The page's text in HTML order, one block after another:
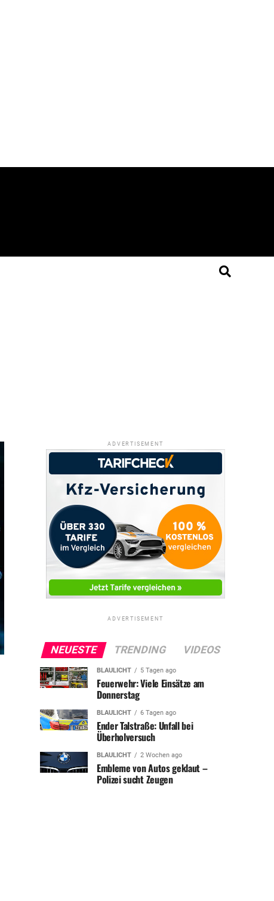
ADVERTISEMENT
ADVERTISEMENT
NEUESTE TRENDING VIDEOS
BLAULICHT 5 Tagen ago
Feuerwehr: Viele Einsätze am
Donnerstag
BLAULICHT 6 Tagen ago
Ender Talstraße: Unfall bei
Überholversuch
BLAULICHT 2 Wochen ago
Embleme von Autos geklaut –
Polizei sucht Zeugen